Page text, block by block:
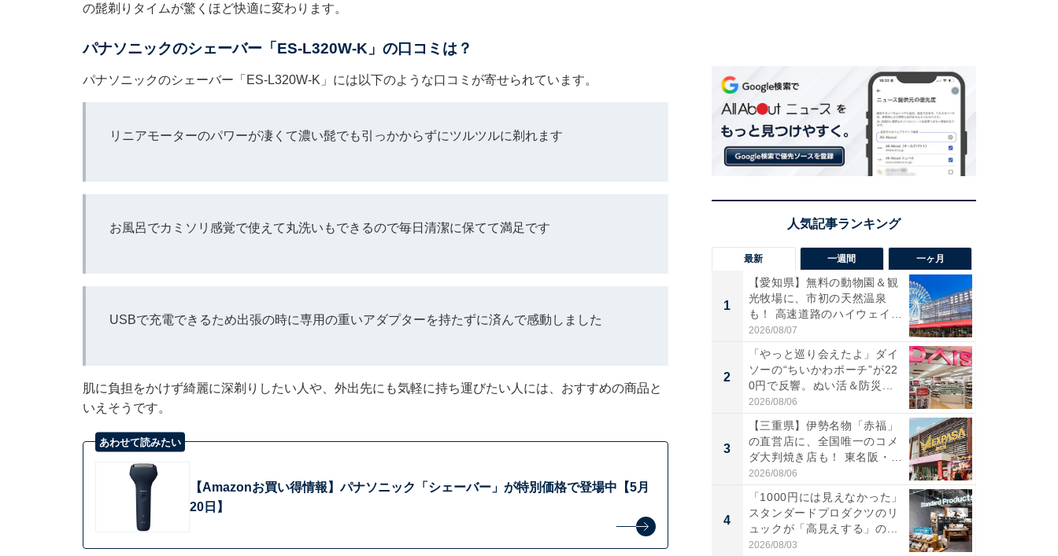
の髭剃りタイムが驚くほど快適に変わります。
パナソニックのシェーバー「ES-L320W-K」の口コミは？
パナソニックのシェーバー「ES-L320W-K」には以下のような口コミが寄せられています。
リニアモーターのパワーが凄くて濃い髭でも引っかからずにツルツルに剃れます
お風呂でカミソリ感覚で使えて丸洗いもできるので毎日清潔に保てて満足です
USBで充電できるため出張の時に専用の重いアダプターを持たずに済んで感動しました
肌に負担をかけず綺麗に深剃りしたい人や、外出先にも気軽に持ち運びたい人には、おすすめの商品と
いえそうです。
あわせて読みたい
【Amazonお買い得情報】パナソニック「シェーバー」が特別価格で登場中【5月
20日】
最新 一週間 一ヶ月
1
【愛知県】無料の動物園＆観
光牧場に、市初の天然温泉
も！ 高速道路のハイウェイオ
ア...
2026/08/07
2
「やっと巡り会えたよ」ダイ
ソーの“ちいかわポーチ”が22
0円で反響。ぬい活＆防災...
2026/08/06
3
【三重県】伊勢名物「赤福」
の直営店に、全国唯一のコメ
ダ大判焼き店も！ 東名阪・
伊...
2026/08/06
4
「1000円には見えなかった」
スタンダードプロダクツのリ
ュックが「高見えする」の...
2026/08/03